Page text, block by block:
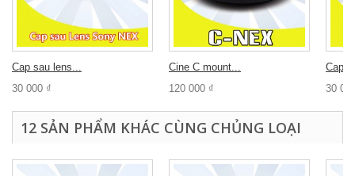
Cap sau lens...
30 000 ₫
Cine C mount...
120 000 ₫
Cap
30
12 SẢN PHẨM KHÁC CÙNG CHỦNG LOẠI